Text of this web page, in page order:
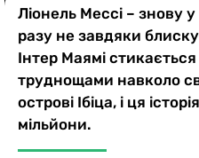
Ліонель Мессі – знову
разу не завдяки
Інтер Маямі
труднощами навколо
острові Ібіца, і ця
мільйони.